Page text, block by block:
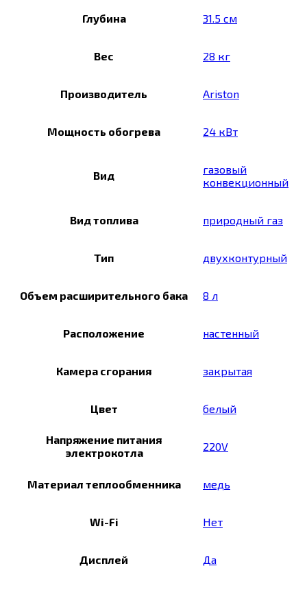
Глубина 31.5 см
Вес 28 кг
Производитель Ariston
Мощность обогрева 24 кВт
Вид
газовый
конвекционный
Вид топлива природный газ
Тип двухконтурный
Объем расширительного бака 8 л
Расположение настенный
Камера сгорания закрытая
Цвет белый
Напряжение питания
электрокотла
220V
Материал теплообменника медь
Wi-Fi Нет
Дисплей Да